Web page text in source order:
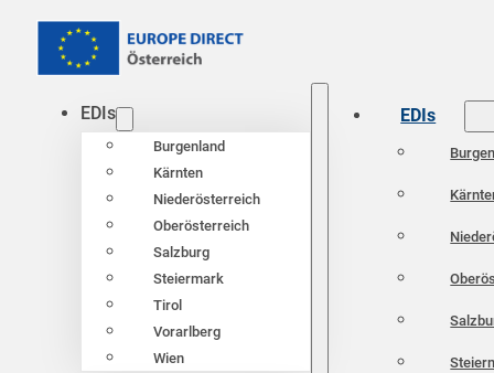
EDIs
Burgenland
Kärnten
Niederösterreich
Oberösterreich
Salzburg
Steiermark
Tirol
Vorarlberg
Wien
EDIs